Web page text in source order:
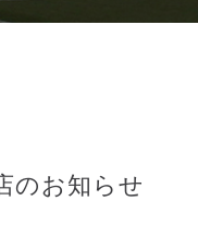
のお知らせ